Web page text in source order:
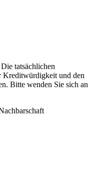
tatsächlichen
Kreditwürdigkeit und den
Bitte wenden Sie sich an